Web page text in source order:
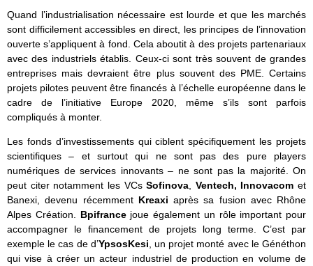
Quand l’industrialisation nécessaire est lourde et que les marchés
sont difficilement accessibles en direct, les principes de l’innovation
ouverte s’appliquent à fond. Cela aboutit à des projets partenariaux
avec des industriels établis. Ceux-ci sont très souvent de grandes
entreprises mais devraient être plus souvent des PME. Certains
projets pilotes peuvent être financés à l’échelle européenne dans le
cadre de l’initiative Europe 2020, même s’ils sont parfois
compliqués à monter.
Les fonds d’investissements qui ciblent spécifiquement les projets
scientifiques – et surtout qui ne sont pas des pure players
numériques de services innovants – ne sont pas la majorité. On
peut citer notamment les VCsSofinova Ventech, Innovacom et
Banexi, devenu récemment Kreaxi après sa fusion avec Rhône
Alpes Création. Bpifrancejoue également un rôle important pour
accompagner le financement de projets long terme. C’est par
exemple le cas de d’YpsosKesi , un projet monté avec le Généthon
qui vise à créer un acteur industriel de production en volume de